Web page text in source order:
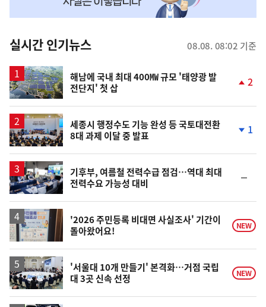
뉴
스
실시간 인기뉴스 08.08. 08:02 기준
해남에 국내 최대 400㎿ 규모 '태양광 발
전단지' 첫 삽
2
세종시 행정수도 기능 완성 등 국토대전환
8대 과제 이달 중 발표
1
기후부, 여름철 전력수급 점검…역대 최대
전력수요 가능성 대비
일
'2026 주민등록 비대면 사실조사' 기간이
돌아왔어요!
NEW
'서울대 10개 만들기' 본격화…거점 국립
대 3곳 신속 선정
NEW